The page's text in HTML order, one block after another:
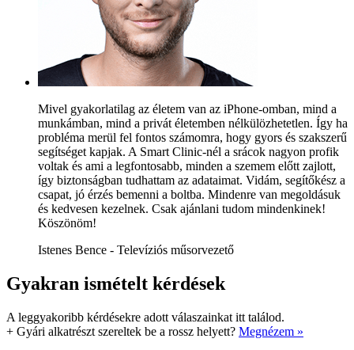
Mivel gyakorlatilag az életem van az iPhone-omban, mind a
munkámban, mind a privát életemben nélkülözhetetlen. Így ha
probléma merül fel fontos számomra, hogy gyors és szakszerű
segítséget kapjak. A Smart Clinic-nél a srácok nagyon profik
voltak és ami a legfontosabb, minden a szemem előtt zajlott,
így biztonságban tudhattam az adataimat. Vidám, segítőkész a
csapat, jó érzés bemenni a boltba. Mindenre van megoldásuk
és kedvesen kezelnek. Csak ajánlani tudom mindenkinek!
Köszönöm!
Istenes Bence - Televíziós műsorvezető
Gyakran ismételt kérdések
A leggyakoribb kérdésekre adott válaszainkat itt találod.
+ Gyári alkatrészt szereltek be a rossz helyett? Megnézem »